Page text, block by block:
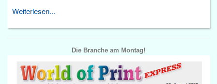
Weiterlesen...
Die Branche am Montag!